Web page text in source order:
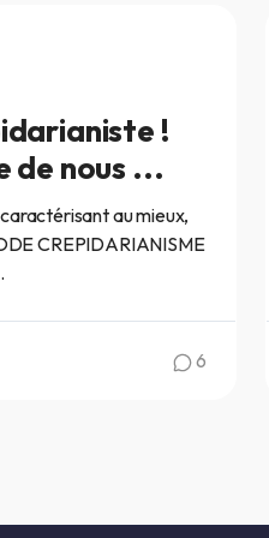
!
de nous ...
au mieux,
CREPIDARIANISME
6